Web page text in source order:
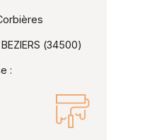
(34500)
: